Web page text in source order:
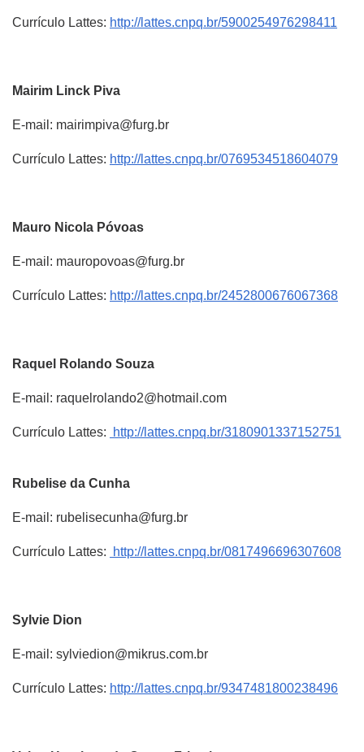
Currículo Lattes: http://lattes.cnpq.br/5900254976298411
Mairim Linck Piva
E-mail: mairimpiva@furg.br
Currículo Lattes: http://lattes.cnpq.br/0769534518604079
Mauro Nicola Póvoas
E-mail: mauropovoas@furg.br
Currículo Lattes: http://lattes.cnpq.br/2452800676067368
Raquel Rolando Souza
E-mail: raquelrolando2@hotmail.com
Currículo Lattes: http://lattes.cnpq.br/3180901337152751
Rubelise da Cunha
E-mail: rubelisecunha@furg.br
Currículo Lattes: http://lattes.cnpq.br/0817496696307608
Sylvie Dion
E-mail: sylviedion@mikrus.com.br
Currículo Lattes: http://lattes.cnpq.br/9347481800238496